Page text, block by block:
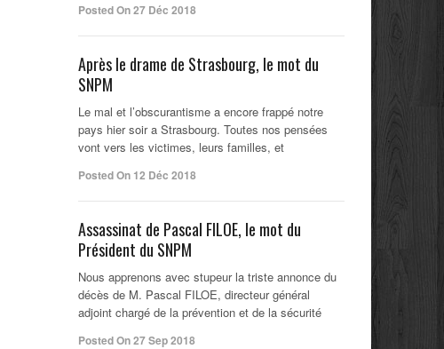
Posted On 27 Déc 2018
Après le drame de Strasbourg, le mot du
SNPM
Le mal et l’obscurantisme a encore frappé notre
pays hier soir a Strasbourg. Toutes nos pensées
vont vers les victimes, leurs familles, et
Posted On 12 Déc 2018
Assassinat de Pascal FILOE, le mot du
Président du SNPM
Nous apprenons avec stupeur la triste annonce du
décès de M. Pascal FILOE, directeur général
adjoint chargé de la prévention et de la sécurité
Posted On 27 Sep 2018